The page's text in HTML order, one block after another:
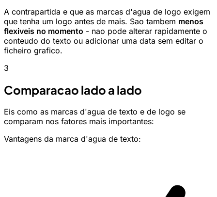
A contrapartida e que as marcas d'agua de logo exigem
que tenha um logo antes de mais. Sao tambem menos
flexiveis no momento - nao pode alterar rapidamente o
conteudo do texto ou adicionar uma data sem editar o
ficheiro grafico.
3
Comparacao lado a lado
Eis como as marcas d'agua de texto e de logo se
comparam nos fatores mais importantes:
Vantagens da marca d'agua de texto: